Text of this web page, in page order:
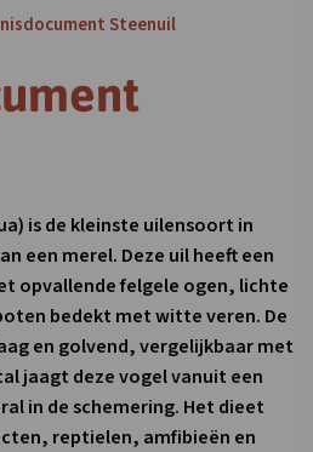
Steenuil
is de kleinste uilensoort in
een merel. Deze uil heeft een
opvallende felgele ogen, lichte
bedekt met witte veren. De
en golvend, vergelijkbaar met
jaagt deze vogel vanuit een
in de schemering. Het dieet
reptielen, amfibieën en